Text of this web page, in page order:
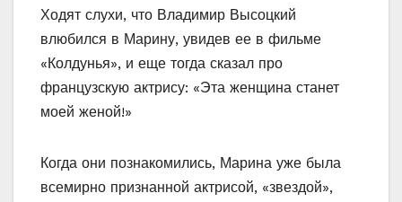
Ходят слухи, что Владимир Высоцкий
влюбился в Марину, увидев ее в фильме
«Колдунья», и еще тогда сказал про
французскую актрису: «Эта женщина станет
моей женой!»
Когда они познакомились, Марина уже была
всемирно признанной актрисой, «звездой»,